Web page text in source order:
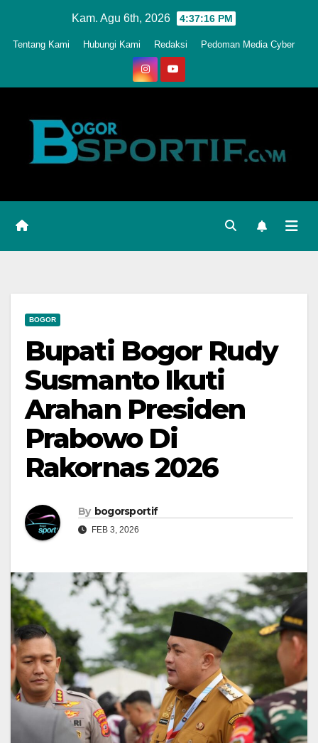
Kam. Agu 6th, 2026 4:37:19 PM
Tentang Kami Hubungi Kami Redaksi Pedoman Media Cyber
BOGOR
Bupati Bogor Rudy
Susmanto Ikuti
Arahan Presiden
Prabowo Di
Rakornas 2026
By bogorsportif
FEB 3, 2026